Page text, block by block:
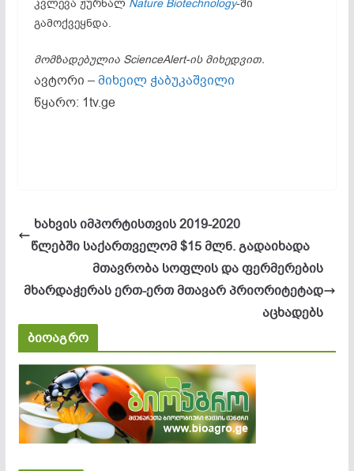
კვლევა ჟურნალ Nature Biotechnology-ში
გამოქვეყნდა.
მომზადებულია ScienceAlert-ის მიხედვით.
ავტორი –მიხეილ ჭაბუკაშვილი
წყარო: 1tv.ge
ხახვის იმპორტისთვის 2019-2020
წლებში საქართველომ $15 მლნ. გადაიხადა
მთავრობა სოფლის და ფერმერების
მხარდაჭერას ერთ-ერთ მთავარ პრიორიტეტად
აცხადებს
ბიოაგრო